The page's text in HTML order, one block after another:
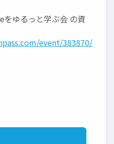
をゆるっと学ぶ会 の資
event/383870/